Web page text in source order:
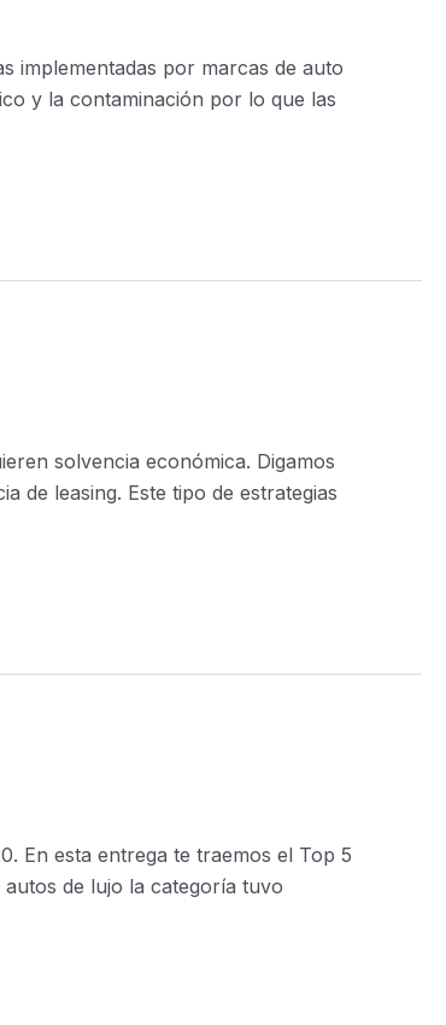
implementadas por marcas de auto
y la contaminación por lo que las
solvencia económica. Digamos
de leasing. Este tipo de estrategias
En esta entrega te traemos el Top 5
de lujo la categoría tuvo